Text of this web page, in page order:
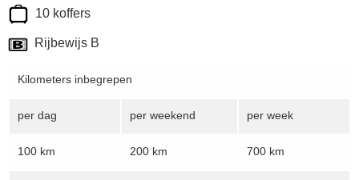
10 koffers
Rijbewijs B
Kilometers inbegrepen
per dag per weekend per week
100 km 200 km 700 km